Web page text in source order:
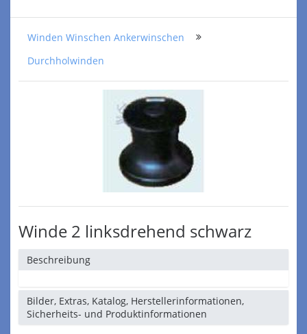
Winden Winschen Ankerwinschen
Durchholwinden
Winde 2 linksdrehend schwarz
Beschreibung
Bilder, Extras, Katalog, Herstellerinformationen,
Sicherheits- und Produktinformationen